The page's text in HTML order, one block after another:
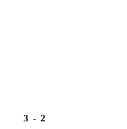
3 - 2